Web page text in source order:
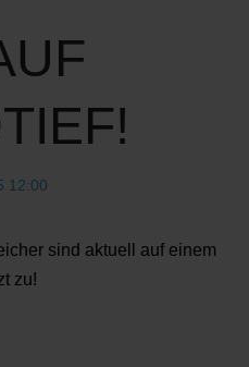
12:00
sind aktuell auf einem
zu!